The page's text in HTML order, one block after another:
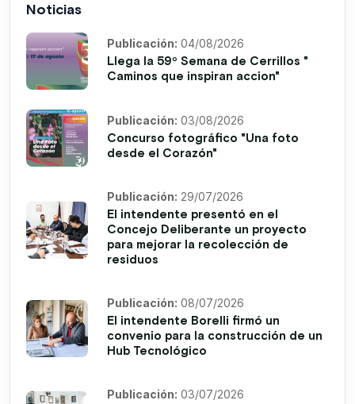
Noticias
Publicación: 04/08/2026
Llega la 59º Semana de Cerrillos "
Caminos que inspiran accion"
Publicación: 03/08/2026
Concurso fotográfico "Una foto
desde el Corazón"
Publicación: 29/07/2026
El intendente presentó en el
Concejo Deliberante un proyecto
para mejorar la recolección de
residuos
Publicación: 08/07/2026
El intendente Borelli firmó un
convenio para la construcción de un
Hub Tecnológico
Publicación: 03/07/2026